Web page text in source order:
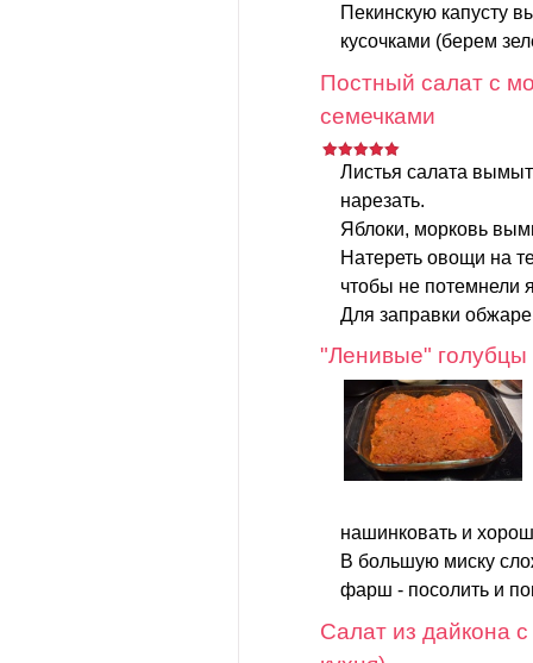
Пекинскую капусту
кусочками (берем
Постный салат с
семечками
Листья салата
нарезать.
Яблоки, морковь
Натереть овощи на
чтобы не потемнели
Для заправки
"Ленивые" голубцы
нашинковать и
В большую миску
фарш - посолить и
Салат из дайкона